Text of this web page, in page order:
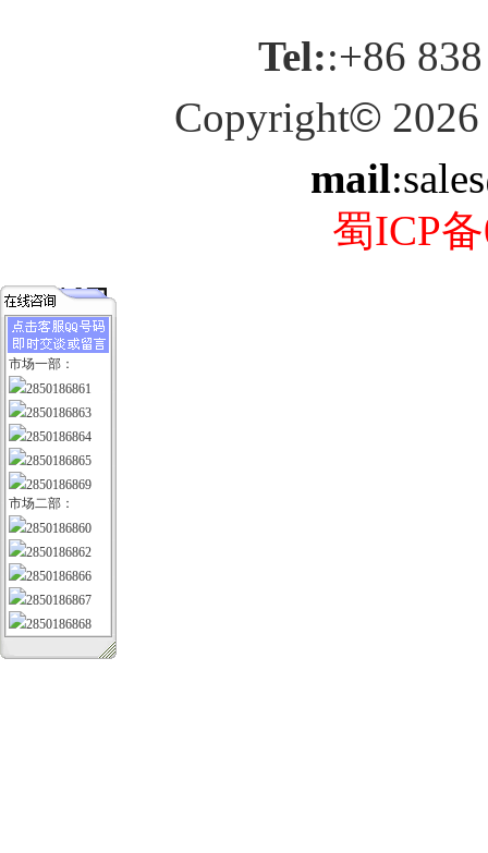
Tel::+86
Copyright© 2026
mail
蜀ICP
市场一部：
2850186861
2850186863
2850186864
2850186865
2850186869
市场二部：
2850186860
2850186862
2850186866
2850186867
2850186868